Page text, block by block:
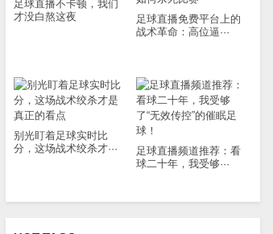
足球直播不卡顿，我们
才没白熬这夜
足球直播免费平台上的
战术革命：高位逼···
别光盯着足球实时比
分，这场战术绞杀才···
足球直播频道推荐：看
球二十年，我受够···